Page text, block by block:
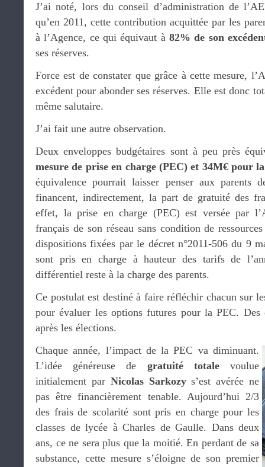
J’ai noté, lors du conseil d’administration de
qu’en 2011, cette contribution acquittée par les
à l’Agence, ce qui équivaut à 82% de son
ses réserves.
Force est de constater que grâce à cette mesure,
excédent pour abonder ses réserves. Elle est donc
même salutaire.
J’ai fait une autre observation.
Deux enveloppes budgétaires sont à peu près
mesure de prise en charge (PEC) et 34M€ pour
équivalence pourrait laisser penser aux parents
financent, indirectement, la part de gratuité des
effet, la prise en charge (PEC) est versée par
français de son réseau sans condition de
dispositions fixées par le décret n°2011-506 du 9
sont pris en charge à hauteur des tarifs de
différentiel reste à la charge des parents.
Ce postulat est destiné à faire réfléchir chacun sur
pour évaluer les options futures pour la PEC. Des
après les élections.
Chaque année, l’impact de la PEC va diminuant.
L’idée généreuse de gratuité totalevoulue
initialement par Nicolas Sarkozys’est avérée ne
pas être financièrement tenable. Aujourd’hui 2/3
des frais de scolarité sont pris en charge pour les
classes de lycée à Charles de Gaulle. Dans deux
ans, ce ne sera plus que la moitié. En perdant de sa
substance, cette mesure s’éloigne de son premier